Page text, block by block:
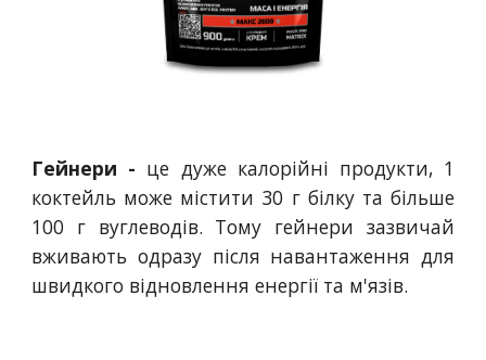
Гейнери - це дуже калорійні продукти, 1
коктейль може містити 30 г білку та більше
100 г вуглеводів. Тому гейнери зазвичай
вживають одразу після навантаження для
швидкого відновлення енергії та м'язів.